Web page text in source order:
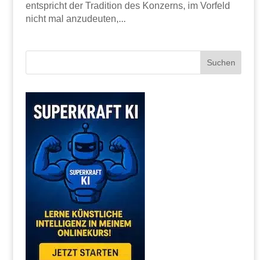
entspricht der Tradition des Konzerns, im Vorfeld
nicht mal anzudeuten,...